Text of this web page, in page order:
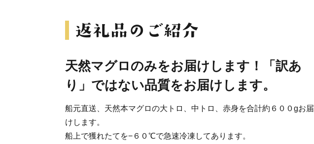
天然マグロのみをお届けします！「訳あ
り」ではない品質をお届けします。
船元直送、天然本マグロの大トロ、中トロ、赤身を合計約６００gお届
けします。
船上で獲れたてを−６０℃で急速冷凍してあります。